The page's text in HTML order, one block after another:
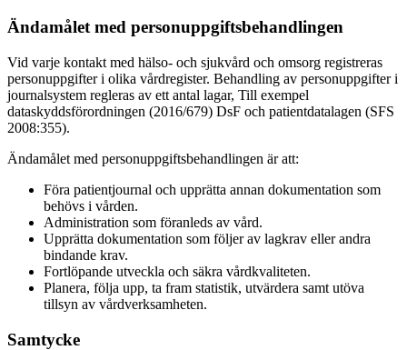
Ändamålet med personuppgiftsbehandlingen
Vid varje kontakt med hälso- och sjukvård och omsorg registreras
personuppgifter i olika vårdregister. Behandling av personuppgifter i
journalsystem regleras av ett antal lagar, Till exempel
dataskyddsförordningen (2016/679) DsF och patientdatalagen (SFS
2008:355).
Ändamålet med personuppgiftsbehandlingen är att:
Föra patientjournal och upprätta annan dokumentation som
behövs i vården.
Administration som föranleds av vård.
Upprätta dokumentation som följer av lagkrav eller andra
bindande krav.
Fortlöpande utveckla och säkra vårdkvaliteten.
Planera, följa upp, ta fram statistik, utvärdera samt utöva
tillsyn av vårdverksamheten.
Samtycke